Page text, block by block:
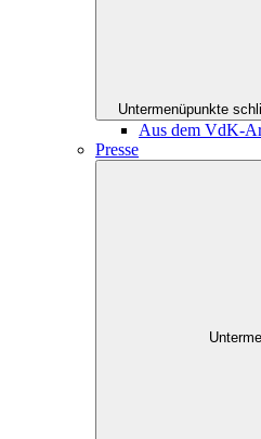
Untermenüpunkte
Aus dem VdK-
Presse